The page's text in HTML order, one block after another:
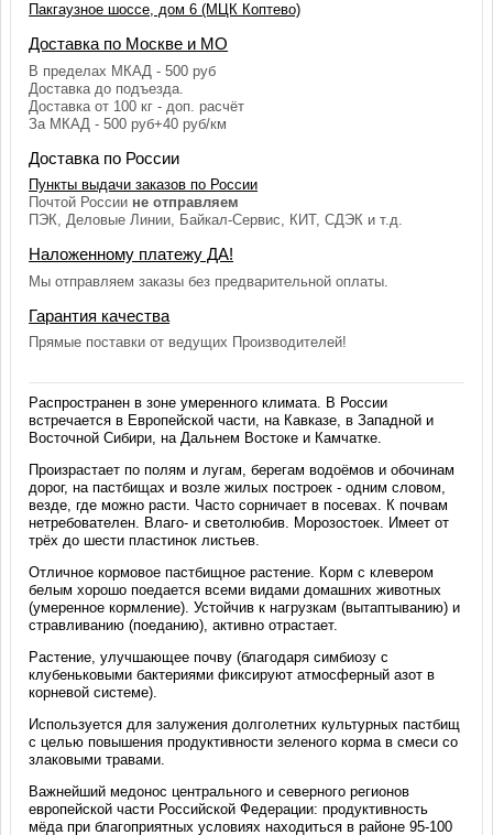
Пакгаузное шоссе, дом 6 (МЦК Коптево)
Доставка по Москве и МО
В пределах МКАД - 500 руб
Доставка до подъезда.
Доставка от 100 кг - доп. расчёт
За МКАД - 500 руб+40 руб/км
Доставка по России
Пункты выдачи заказов по России
Почтой России не отправляем
ПЭК, Деловые Линии, Байкал-Сервис, КИТ, СДЭК и т.д.
Наложенному платежу ДА!
Мы отправляем заказы без предварительной оплаты.
Гарантия качества
Прямые поставки от ведущих Производителей!
Распространен в зоне умеренного климата. В России
встречается в Европейской части, на Кавказе, в Западной и
Восточной Сибири, на Дальнем Востоке и Камчатке.
Произрастает по полям и лугам, берегам водоёмов и обочинам
дорог, на пастбищах и возле жилых построек - одним словом,
везде, где можно расти. Часто сорничает в посевах. К почвам
нетребователен. Влаго- и светолюбив. Морозостоек. Имеет от
трёх до шести пластинок листьев.
Отличное кормовое пастбищное растение. Корм с клевером
белым хорошо поедается всеми видами домашних животных
(умеренное кормление). Устойчив к нагрузкам (вытаптыванию) и
стравливанию (поеданию), активно отрастает.
Растение, улучшающее почву (благодаря симбиозу с
клубеньковыми бактериями фиксируют атмосферный азот в
корневой системе).
Используется для залужения долголетних культурных пастбищ
с целью повышения продуктивности зеленого корма в смеси со
злаковыми травами.
Важнейший медонос центрального и северного регионов
европейской части Российской Федерации: продуктивность
мёда при благоприятных условиях находиться в районе 95-100